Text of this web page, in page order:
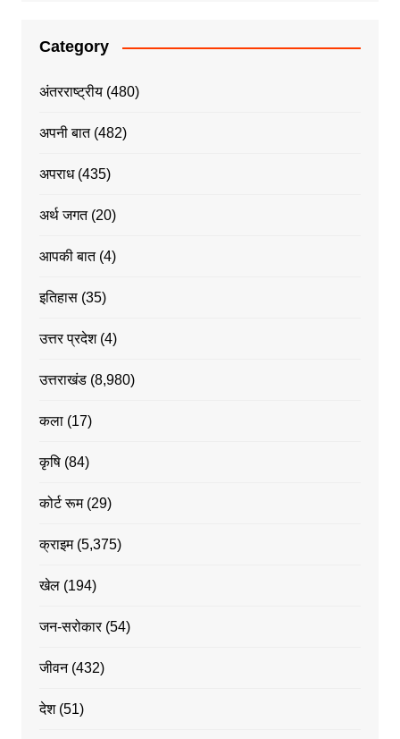
Category
अंतरराष्ट्रीय(480)
अपनी बात(482)
अपराध(435)
अर्थ जगत(20)
आपकी बात(4)
इतिहास(35)
उत्तर प्रदेश(4)
उत्तराखंड(8,980)
कला(17)
कृषि(84)
कोर्ट रूम(29)
क्राइम(5,375)
खेल(194)
जन-सरोकार(54)
जीवन(432)
देश(51)